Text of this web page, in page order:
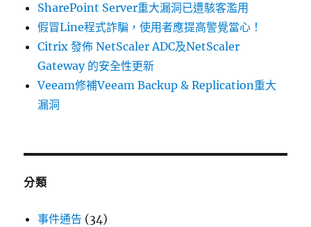
SharePoint Server重大漏洞已遭駭客濫用
假冒Line程式詐騙，使用者應提高警覺當心！
Citrix 發佈 NetScaler ADC及NetScaler
Gateway 的安全性更新
Veeam修補Veeam Backup & Replication重大
漏洞
分類
事件通告 (34)